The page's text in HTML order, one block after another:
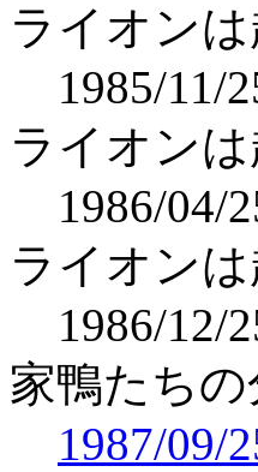
ライオン
1985/11/
ライオン
1986/04/
ライオン
1986/12/
家鴨たちの
1987/09/